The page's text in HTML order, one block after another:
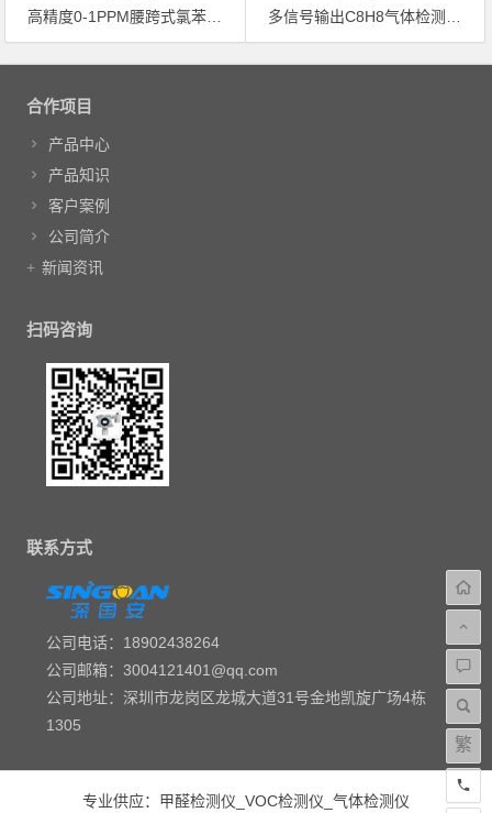
高精度0-1PPM腰跨式氯苯报警仪
多信号输出C8H8气体检测仪苯乙烯报警器
文章导航
合作项目
产品中心
产品知识
客户案例
公司简介
新闻资讯
扫码咨询
联系方式
公司电话：18902438264
公司邮箱：3004121401@qq.com
公司地址：深圳市龙岗区龙城大道31号金地凯旋广场4栋
1305
专业供应： 甲醛检测仪 VOC检测仪 气体检测仪
繁